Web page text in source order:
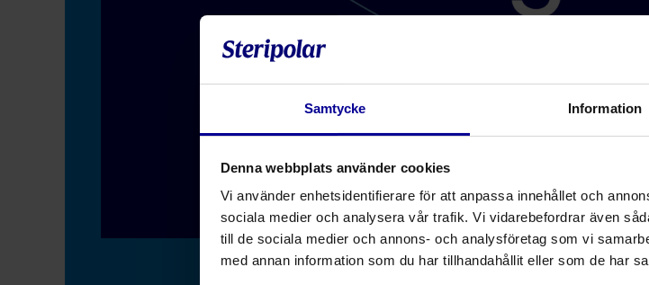
Samtycke Information
Denna webbplats använder cookies
Vi använder enhetsidentifierare för att anpassa innehållet och
sociala medier och analysera vår trafik. Vi vidarebefordrar även
till de sociala medier och annons- och analysföretag som vi
med annan information som du har tillhandahållit eller som de har